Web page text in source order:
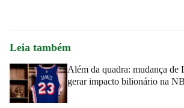
Leia também
Além da quadra: mudança de
gerar impacto bilionário na